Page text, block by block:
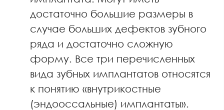
достаточно большие размеры в
случае больших дефектов зубного
ряда и достаточно сложную
форму. Все три перечисленных
вида зубных имплантатов относятся
к понятию «внутрикостные
(эндооссальные) имплантаты».